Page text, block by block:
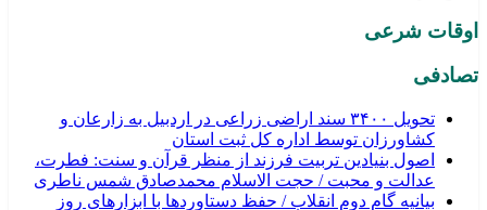
اوقات شرعی
تصادفی
تحویل ۳۴۰۰ سند اراضی زراعی در اردبیل به زارعان و
کشاورزان توسط اداره کل ثبت استان
اصول بنیادین تربیت فرزند از منظر قرآن و سنت: فطرت،
عدالت و محبت / حجت الاسلام محمدصادق شمس ناطری
بیانیه گام دوم انقلاب / حفظ دستاوردها با ابزارهای روز